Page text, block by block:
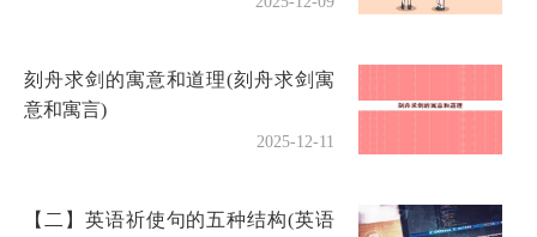
刻舟求剑的寓意和道理(刻舟求剑寓
意和寓言)
2025-12-11
【二】英语祈使句的五种结构(英语